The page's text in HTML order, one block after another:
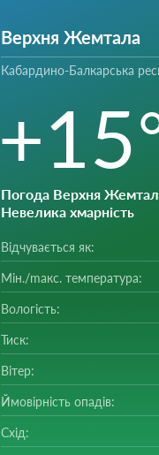
Верхня Жемтала
Кабардино-Балкарська
Погода Верхня
Невелика хмарність
Відчувається як:
Мін./mакс. температура:
Вологість:
Тиск:
Вітер:
Ймовірність опадів:
Схід: